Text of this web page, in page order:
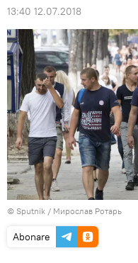
13:40 12.07.2018
© Sputnik / Мирослав Ротарь
Abonare